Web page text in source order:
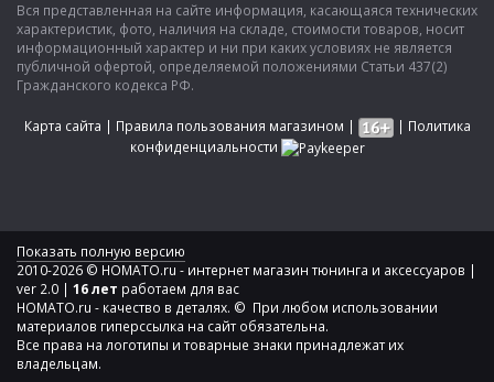
Вся представленная на сайте информация, касающаяся технических
характеристик, фото, наличия на складе, стоимости товаров, носит
информационный характер и ни при каких условиях не является
публичной офертой, определяемой положениями Статьи 437(2)
Гражданского кодекса РФ.
Карта сайта | Правила пользования магазином | | Политика
конфиденциальности
Показать полную версию
2010-2026 © HOMATO.ru - интернет магазин тюнинга и аксессуаров |
ver 2.0 | 16 лет работаем для вас
HOMATO.ru - качество в деталях. © При любом использовании
материалов гиперссылка на сайт обязательна.
Все права на логотипы и товарные знаки принадлежат их
владельцам.